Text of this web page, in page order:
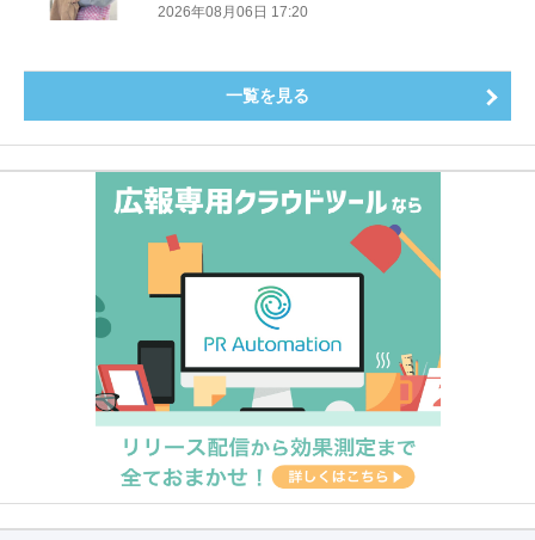
すキャリアと学びを明確化〜
2026年08月06日 17:20
一覧を見る